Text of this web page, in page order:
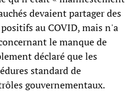
devaient partager des
au COVID, mais n'a
le manque de
déclaré que les
standard de
gouvernementaux.